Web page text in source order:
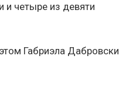
и четыре из девяти
Габриэла Дабровски